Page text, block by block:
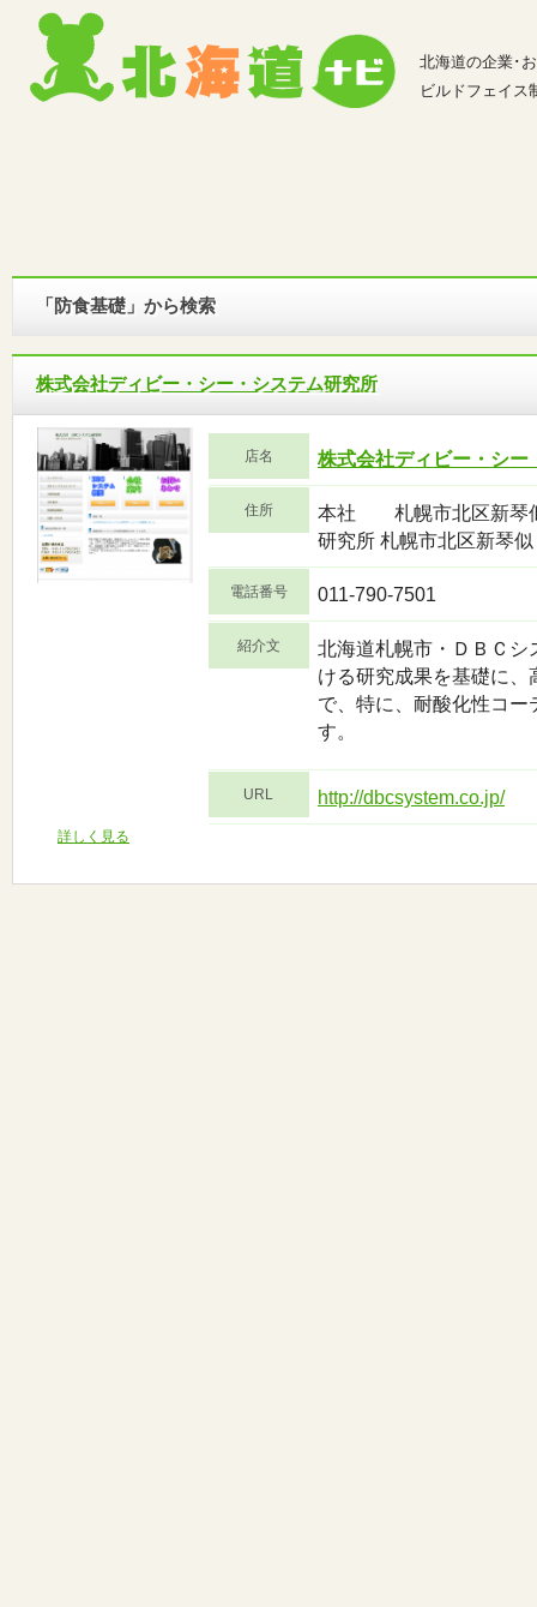
北海道の企業･
ビルドフェイス
「防食基礎」から検索
株式会社ディビー・シー・システム研究所
店名 株式会社ディビー・シー
住所
本社 札幌市北区新琴
研究所 札幌市北区新琴
電話番号 011-790-7501
紹介文
北海道札幌市・ＤＢＣシ
ける研究成果を基礎に
で、特に、耐酸化性コ
す。
URL http://dbcsystem.co.jp/
詳しく見る